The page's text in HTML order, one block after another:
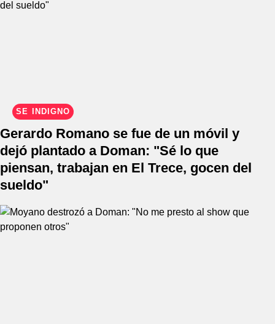
SE INDIGNÓ
Gerardo Romano se fue de un móvil y
dejó plantado a Doman: "Sé lo que
piensan, trabajan en El Trece, gocen del
sueldo"